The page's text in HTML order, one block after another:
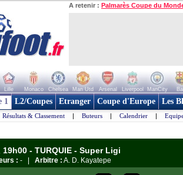
A retenir : Palmarès Coupe du
Lille Monaco Chelsea Man Utd Arsenal Liverpool ManCity
1 L2/Coupes Etranger Coupe d'Europe Les
Résultats & Classement | Buteurs | Calendrier |
19h00 - TURQUIE - Super Ligi
: - | Arbitre : A. D. Kayatepe